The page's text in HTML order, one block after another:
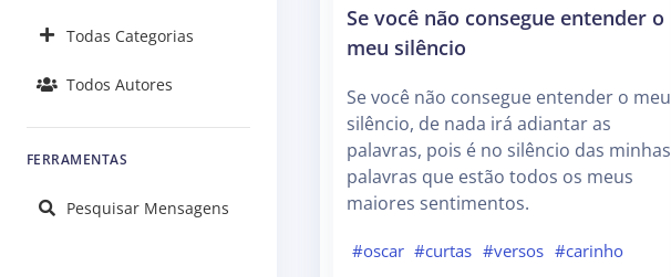
Todas Categorias
Todos Autores
FERRAMENTAS
Pesquisar Mensagens
Se você não consegue entender o
meu silêncio
Se você não consegue entender o meu
silêncio, de nada irá adiantar as
palavras, pois é no silêncio das minhas
palavras que estão todos os meus
maiores sentimentos.
#oscar #curtas #versos #carinho